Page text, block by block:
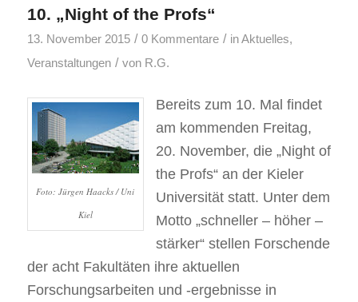
10. „Night of the Profs“
13. November 2015 / 0 Kommentare / inAktuelles,
Veranstaltungen / von R.G.
Foto: Jürgen Haacks / Uni
Kiel
Bereits zum 10. Mal findet
am kommenden Freitag,
20. November, die „Night of
the Profs“ an der Kieler
Universität statt. Unter dem
Motto „schneller – höher –
stärker“ stellen Forschende
der acht Fakultäten ihre aktuellen
Forschungsarbeiten und -ergebnisse in